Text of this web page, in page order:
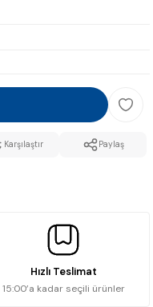
Karşılaştır Paylaş
Hızlı Teslimat
15:00’a kadar seçili ürünler